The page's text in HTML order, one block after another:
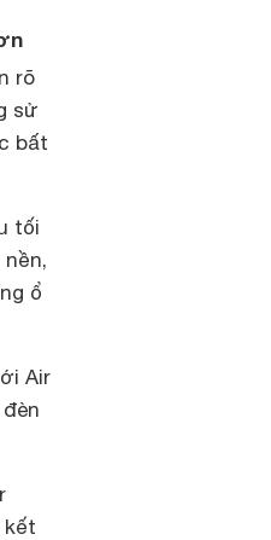
rõ
sử
bất
tối
ổ
Air
kết